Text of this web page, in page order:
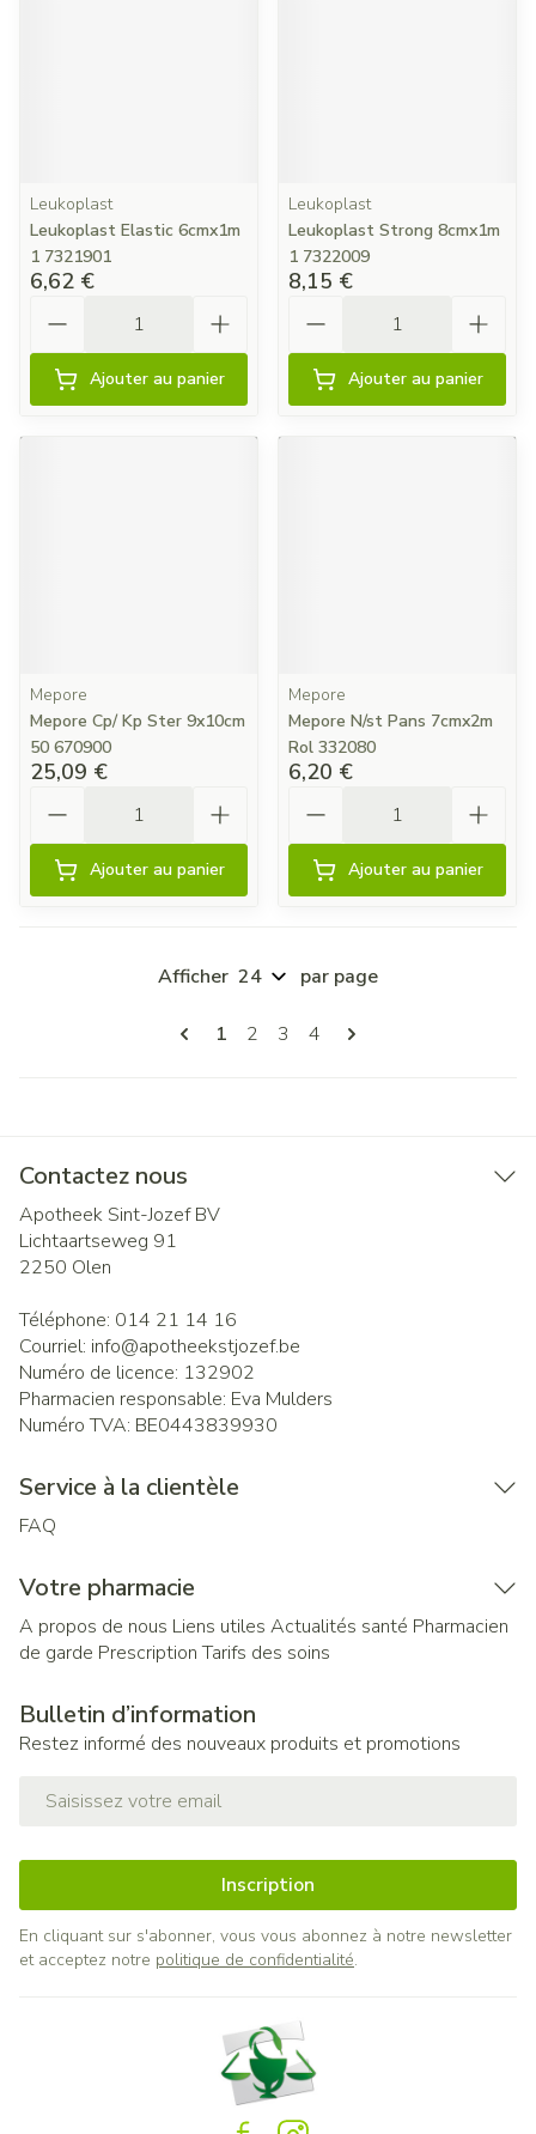
Leukoplast
Leukoplast Elastic 6cmx1m
1 7321901
6,62 €
Ajouter au panier
Leukoplast
Leukoplast Strong 8cmx1m
1 7322009
8,15 €
Ajouter au panier
Mepore
Mepore Cp/ Kp Ster 9x10cm
50 670900
25,09 €
Ajouter au panier
Mepore
Mepore N/st Pans 7cmx2m
Rol 332080
6,20 €
Ajouter au panier
Pages
Vous lisez actuellement la page
1 Page
2 Page
3 Page
4
Afficher par page
Contactez nous
Apotheek Sint-Jozef BV
Lichtaartseweg 91
2250 Olen
Téléphone: 014 21 14 16
Courriel: info@apotheekstjozef.be
Numéro de licence: 132902
Pharmacien responsable: Eva Mulders
Numéro TVA: BE0443839930
Service à la clientèle
FAQ
Votre pharmacie
A propos de nous Liens utiles Actualités santé Pharmacien
de garde Prescription Tarifs des soins
Bulletin d’information
Restez informé des nouveaux produits et promotions
Inscription
En cliquant sur s'abonner, vous vous abonnez à notre newsletter
et acceptez notre politique de confidentialité.